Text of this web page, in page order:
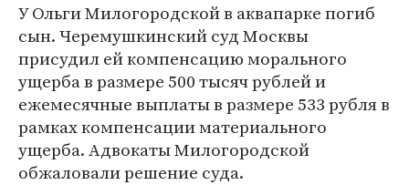
У Ольги Милогородской в аквапарке погиб
сын. Черемушкинский суд Москвы
присудил ей компенсацию морального
ущерба в размере 500 тысяч рублей и
ежемесячные выплаты в размере 533 рубля в
рамках компенсации материального
ущерба. Адвокаты Милогородской
обжаловали решение суда.